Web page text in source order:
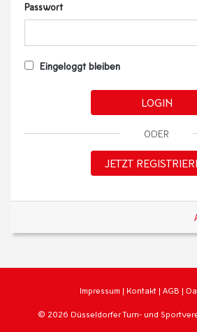
Passwort
Eingeloggt bleiben
LOGIN
ODER
JETZT
Impressum | Kontakt | AGB |
© 2026 Düsseldorfer Turn- und